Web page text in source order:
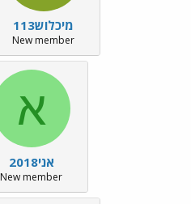
מיכלוש113
New member
א
אני2018
New member